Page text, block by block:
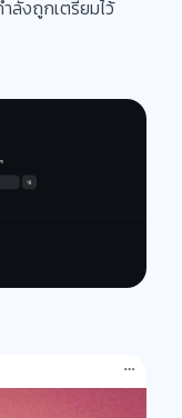
ลังถูกเตรียมไว้